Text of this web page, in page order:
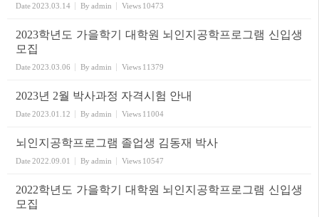
Date2023.03.14 By admin Views 10473
2023학년도 가을학기 대학원 뇌인지공학프로그램 신입생
모집
Date2023.03.06 By admin Views 11379
2023년 2월 박사과정 자격시험 안내
Date2023.01.12 By admin Views 11004
뇌인지공학프로그램 졸업생 김동재 박사
Date2022.09.01 By admin Views 10547
2022학년도 가을학기 대학원 뇌인지공학프로그램 신입생
모집